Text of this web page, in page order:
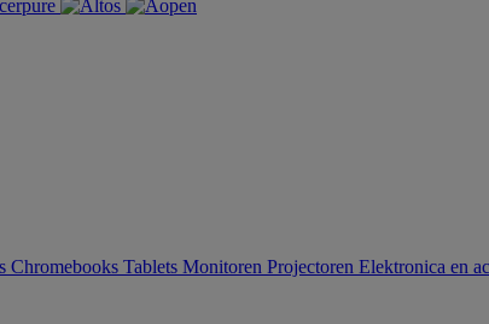
Chromebooks Tablets Monitoren Projectoren Elektronica en